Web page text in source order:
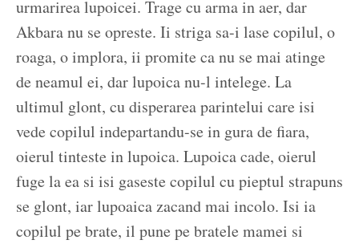
urmarirea lupoicei. Trage cu arma in aer, dar
Akbara nu se opreste. Ii striga sa-i lase copilul, o
roaga, o implora, ii promite ca nu se mai atinge
de neamul ei, dar lupoica nu-l intelege. La
ultimul glont, cu disperarea parintelui care isi
vede copilul indepartandu-se in gura de fiara,
oierul tinteste in lupoica. Lupoica cade, oierul
fuge la ea si isi gaseste copilul cu pieptul strapuns
se glont, iar lupoaica zacand mai incolo. Isi ia
copilul pe brate, il pune pe bratele mamei si